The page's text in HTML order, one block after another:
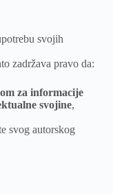
svojih
zadržava pravo da:
za informacije
svojine,
svog autorskog